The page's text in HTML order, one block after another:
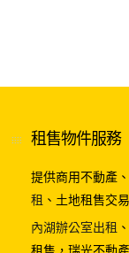
租售物件服務
提供商用不動產、
租 、土地租售交
內湖辦公室出租 、